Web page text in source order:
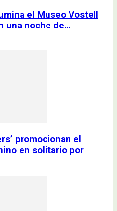
el Museo Vostell
una noche de…
promocionan el
en solitario por